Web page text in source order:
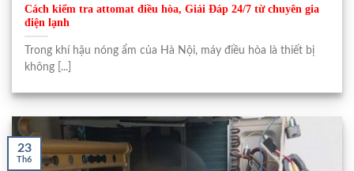
Cách kiểm tra attomat điều hòa, Giải Đáp 24/7 từ chuyên gia
điện lạnh
Trong khí hậu nóng ẩm của Hà Nội, máy điều hòa là thiết bị
không [...]
23
Th6